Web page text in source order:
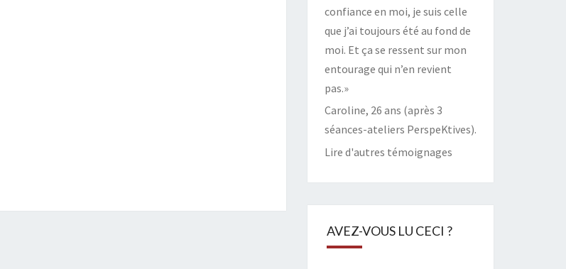
confiance en moi, je suis celle
que j’ai toujours été au fond de
moi. Et ça se ressent sur mon
entourage qui n’en revient
pas.»
Caroline, 26 ans (après 3
séances-ateliers PerspeKtives).
Lire d'autres témoignages
AVEZ-VOUS LU CECI ?